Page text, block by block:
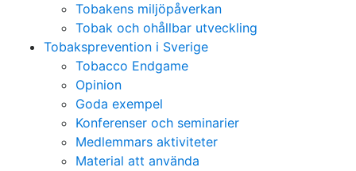
Tobakens miljöpåverkan
Tobak och ohållbar utveckling
Tobaksprevention i Sverige
Tobacco Endgame
Opinion
Goda exempel
Konferenser och seminarier
Medlemmars aktiviteter
Material att använda